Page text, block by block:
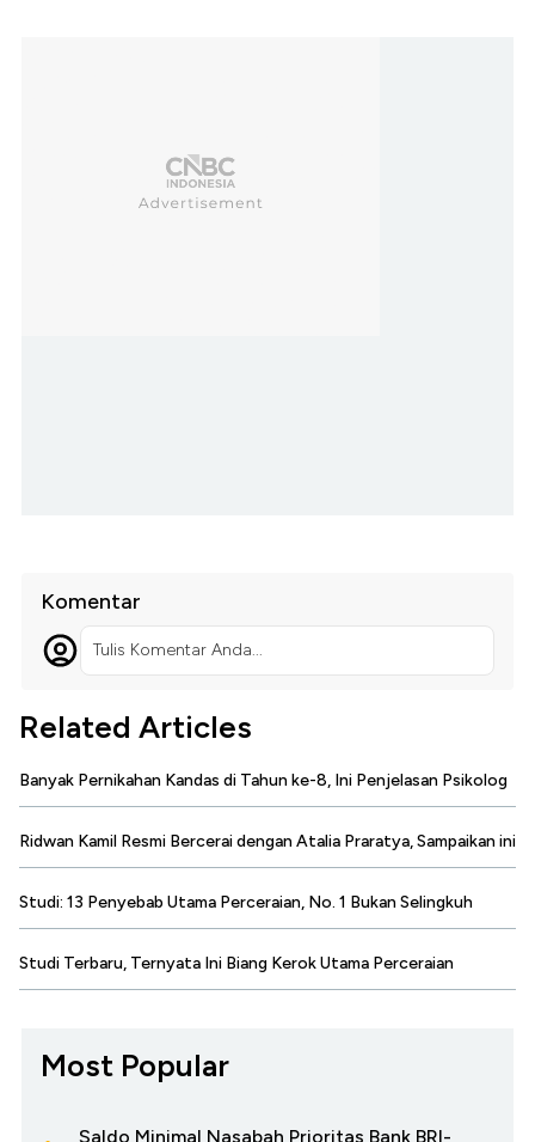
Komentar
Tulis Komentar Anda...
Related Articles
Banyak Pernikahan Kandas di Tahun ke-8, Ini Penjelasan Psikolog
Ridwan Kamil Resmi Bercerai dengan Atalia Praratya, Sampaikan ini
Studi: 13 Penyebab Utama Perceraian, No. 1 Bukan Selingkuh
Studi Terbaru, Ternyata Ini Biang Kerok Utama Perceraian
Most Popular
Saldo Minimal Nasabah Prioritas Bank BRI-